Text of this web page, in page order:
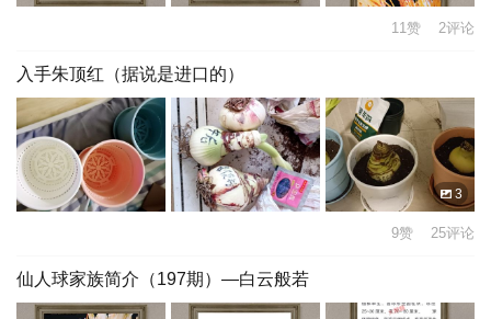
11赞 2评论
入手朱顶红（据说是进口的）
3
9赞 25评论
仙人球家族简介（197期）—白云般若